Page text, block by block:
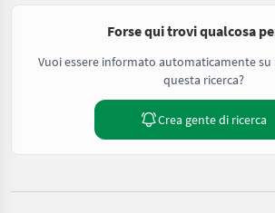
Forse qui trovi qualcosa
Vuoi essere informato automaticamente
questa ricerca?
Crea gente di ricerca